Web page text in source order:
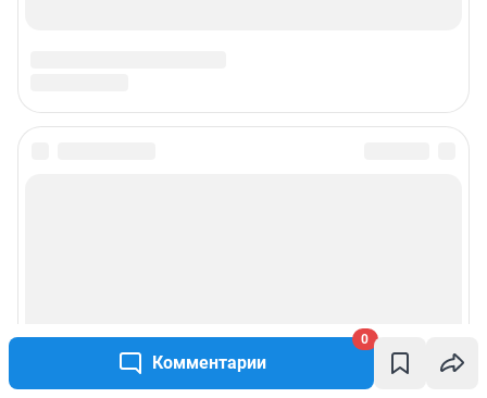
Комментарии
0